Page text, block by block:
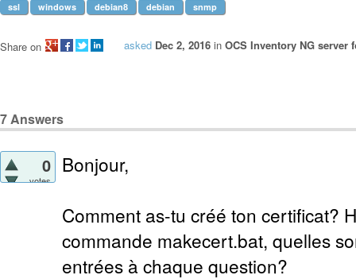
ssl windows debian8 debian snmp
asked Dec 2, 2016 in OCS Inventory NG server
Share on
7Answers
0
votes
Bonjour,
Comment as-tu créé ton certificat?
commande makecert.bat, quelles
entrées à chaque question?